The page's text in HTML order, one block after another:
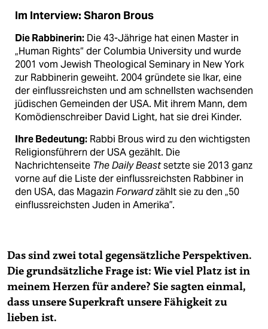
Im Interview: Sharon Brous
Die Rabbinerin: Die 43-Jährige hat einen Master in
„Human Rights“ der Columbia University und wurde
2001 vom Jewish Theological Seminary in New York
zur Rabbinerin geweiht. 2004 gründete sie Ikar, eine
der einflussreichsten und am schnellsten wachsenden
jüdischen Gemeinden der USA. Mit ihrem Mann, dem
Komödienschreiber David Light, hat sie drei Kinder.
Ihre Bedeutung: Rabbi Brous wird zu den wichtigsten
Religionsführern der USA gezählt. Die
Nachrichtenseite The Daily Beastsetzte sie 2013 ganz
vorne auf die Liste der einflussreichsten Rabbiner in
den USA, das Magazin Forwardzählt sie zu den „50
einflussreichsten Juden in Amerika”.
Das sind zwei total gegensätzliche Perspektiven.
Die grundsätzliche Frage ist: Wie viel Platz ist in
meinem Herzen für andere? Sie sagten einmal,
dass unsere Superkraft unsere Fähigkeit zu
lieben ist.